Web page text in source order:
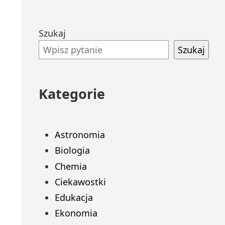
Przejdź
do
stopki
Szukaj
Szukaj
Kategorie
Astronomia
Biologia
Chemia
Ciekawostki
Edukacja
Ekonomia